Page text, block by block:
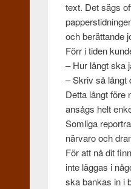
text. Det sägs
och berät­tande
Förr i tiden
– Hur långt ska
– Skriv så långt
Detta långt före
ansågs helt
Som­liga
när­varo och
För att nå dit
inte läg­gas i
ska bankas in i